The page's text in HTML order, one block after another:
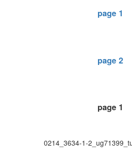
page 1
page 2
page 1
0214_3634-1-